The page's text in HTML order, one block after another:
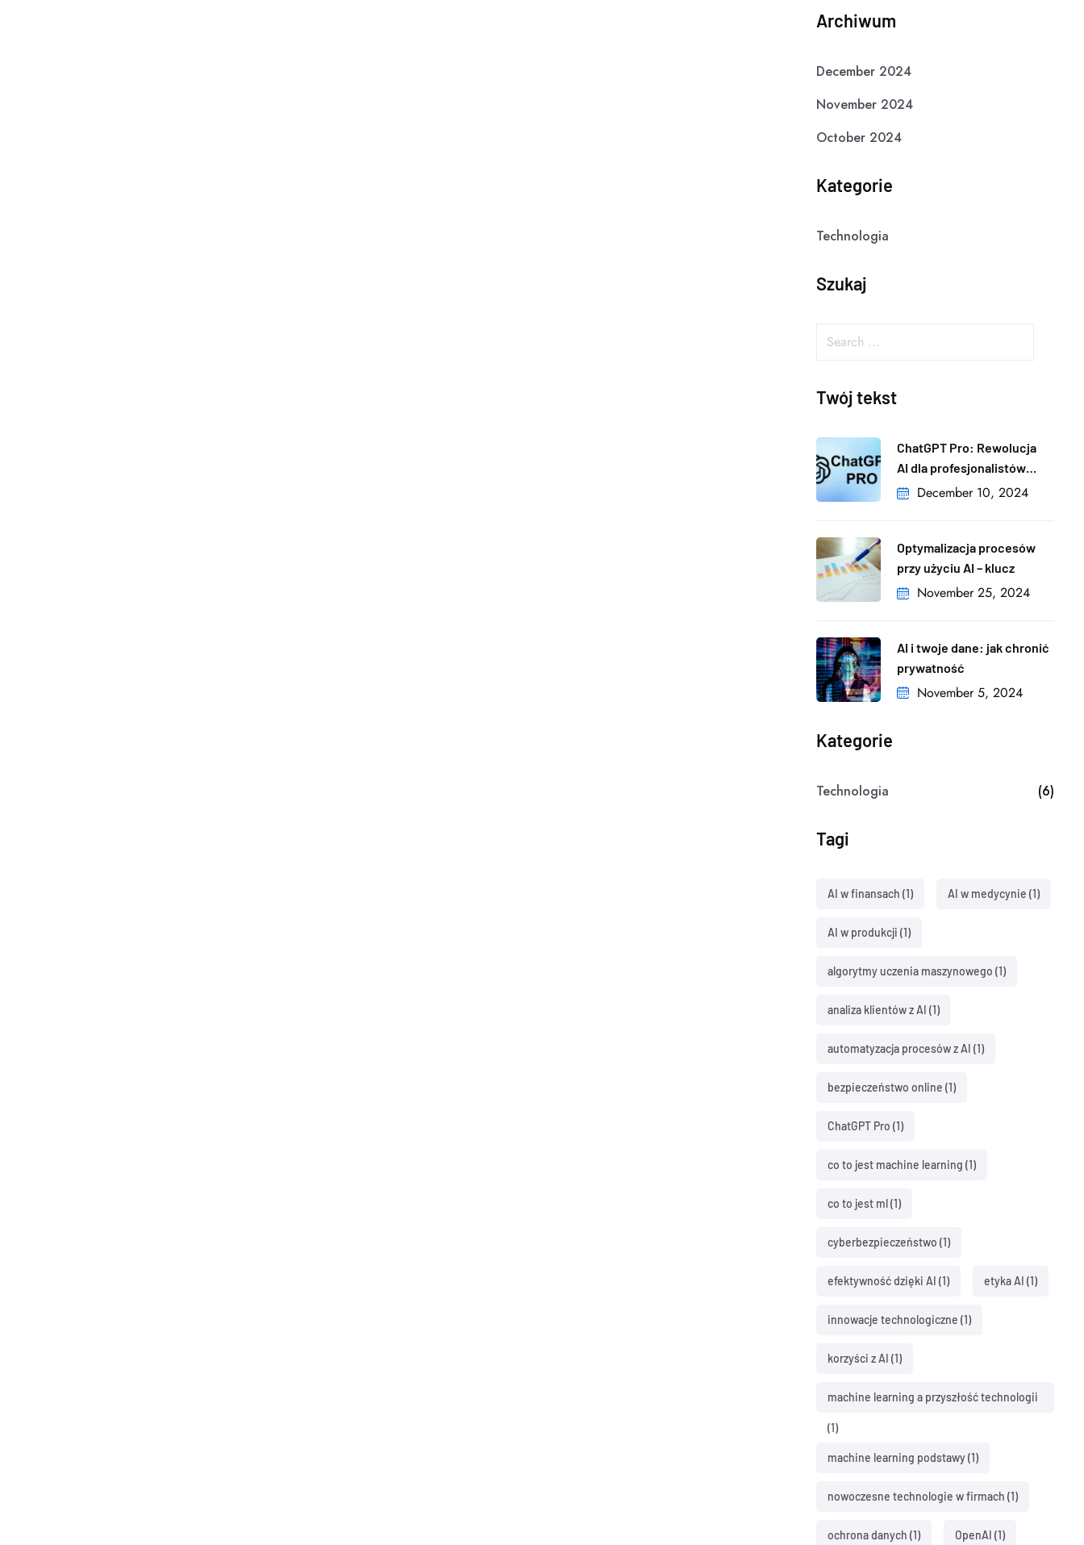
Archiwum
December 2024
November 2024
October 2024
Kategorie
Technologia
Szukaj
Twój tekst
ChatGPT Pro: Rewolucja
AI dla profesjonalistów
i firmDecember 10, 2024
Optymalizacja procesów
przy użyciu AI – klucz
November 25, 2024
AI i twoje dane: jak chronić
prywatność
November 5, 2024
Kategorie
Technologia (6)
Tagi
AI w finansach (1) AI w medycynie (1)
AI w produkcji (1)
algorytmy uczenia maszynowego (1)
analiza klientów z AI (1)
automatyzacja procesów z AI (1)
bezpieczeństwo online (1)
ChatGPT Pro (1)
co to jest machine learning (1)
co to jest ml(1)
cyberbezpieczeństwo (1)
efektywność dzięki AI (1) etyka AI (1)
innowacje technologiczne (1)
korzyści z AI (1)
machine learning a przyszłość technologii
(1)
machine learning podstawy(1)
nowoczesne technologie w firmach (1)
ochrona danych (1) OpenAI (1)